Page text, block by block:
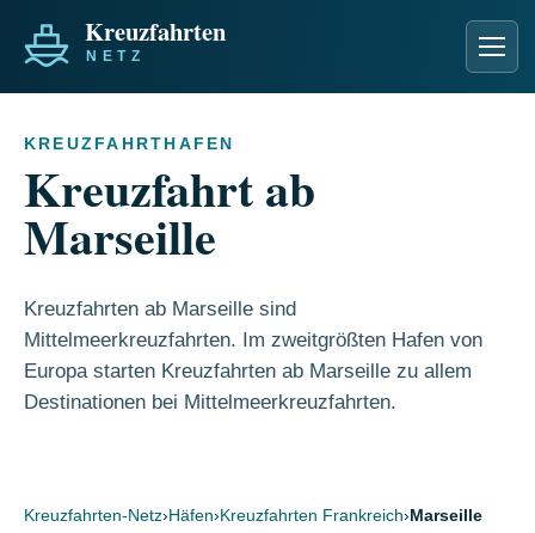
KREUZFAHRTHAFEN
Kreuzfahrt ab
Marseille
Kreuzfahrten ab Marseille sind
Mittelmeerkreuzfahrten. Im zweitgrößten Hafen von
Europa starten Kreuzfahrten ab Marseille zu allem
Destinationen bei Mittelmeerkreuzfahrten.
Kreuzfahrten-Netz›Häfen›Kreuzfahrten Frankreich›Marseille